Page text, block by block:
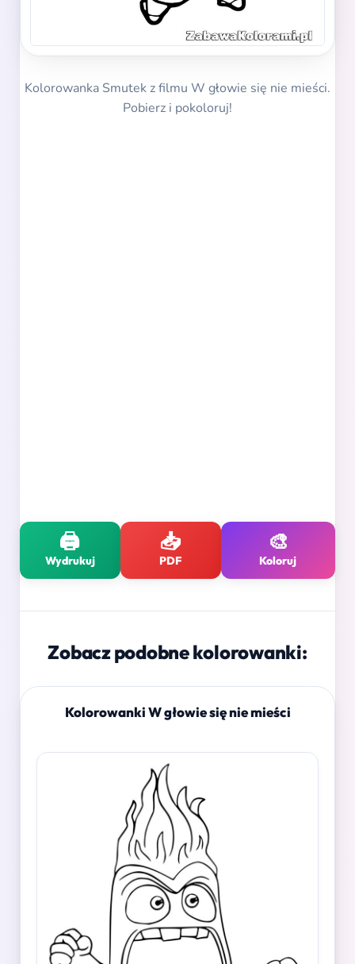
Kolorowanka Smutek z filmu W głowie się nie mieści.
Pobierz i pokoloruj!
🖨️
Wydrukuj
📥
PDF
🎨
Koloruj
Zobacz podobne kolorowanki:
Kolorowanki W głowie się nie mieści